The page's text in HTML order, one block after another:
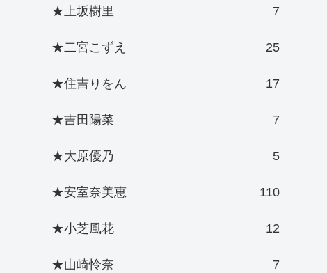
★上坂樹里 7
★二宮こずえ 25
★住吉りをん 17
★吉田陽菜 7
★大原優乃 5
★安室奈美恵 110
★小芝風花 12
★山崎怜奈 7